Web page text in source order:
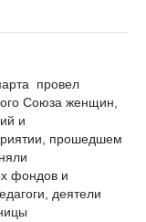
провел
Союза женщин,
и
прошедшем
фондов и
деятели